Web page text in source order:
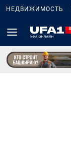
НЕДВИЖИМОСТЬ